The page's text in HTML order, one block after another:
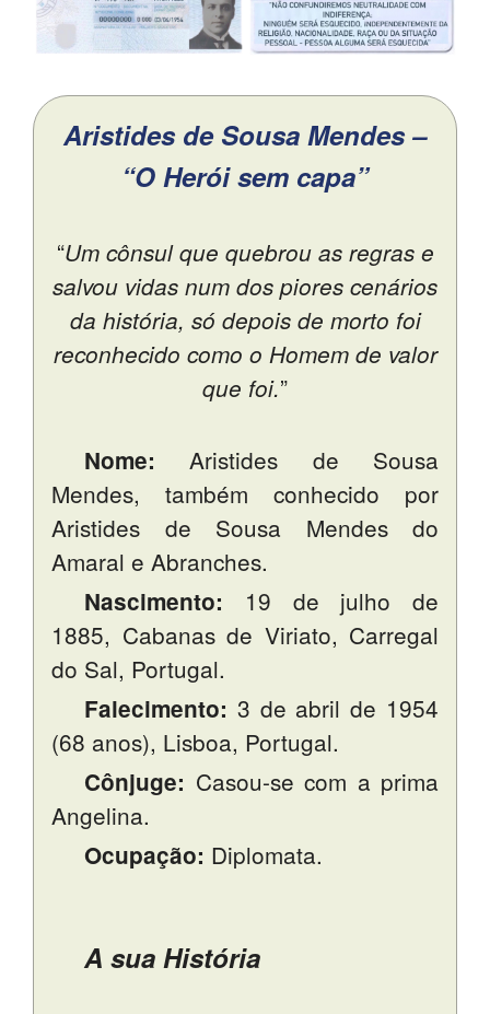
SASE
Clubes Escolares
Matrículas
@esaq.erasmus
@clube_robotica.esaq
ALUNOS
PROFESSORES
Aristides de Sousa Mendes –
“O Herói sem capa”
“Um cônsul que quebrou as regras e
salvou vidas num dos piores cenários
da história, só depois de morto foi
reconhecido como o Homem de valor
que foi.”
Nome: Aristides de Sousa
Mendes, também conhecido por
Aristides de Sousa Mendes do
Amaral e Abranches.
Nascimento: 19 de julho de
1885, Cabanas de Viriato, Carregal
do Sal, Portugal.
Falecimento: 3 de abril de 1954
(68 anos), Lisboa, Portugal.
Cônjuge: Casou-se com a prima
Angelina.
Ocupação: Diplomata.
A sua História